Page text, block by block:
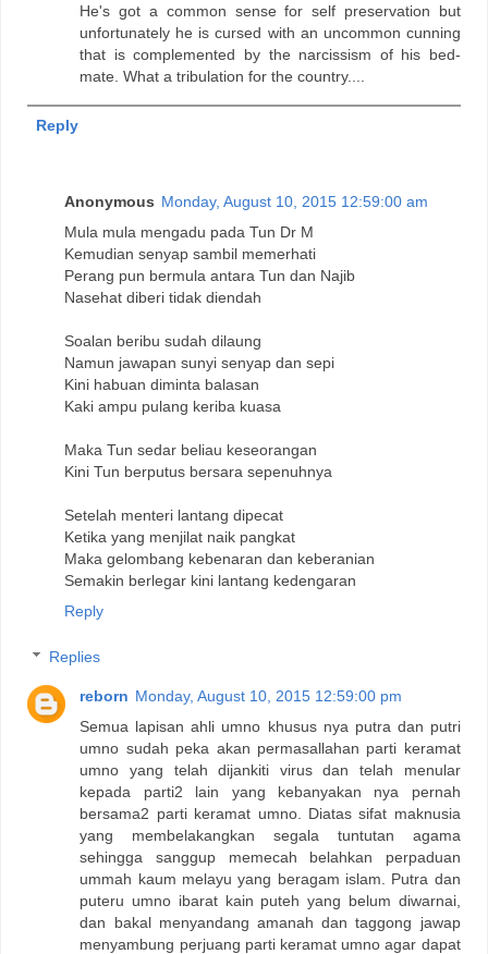
He's got a common sense for self preservation but
unfortunately he is cursed with an uncommon cunning
that is complemented by the narcissism of his bed-
mate. What a tribulation for the country....
Reply
Anonymous Monday, August 10, 2015 12:59:00 am
Mula mula mengadu pada Tun Dr M
Kemudian senyap sambil memerhati
Perang pun bermula antara Tun dan Najib
Nasehat diberi tidak diendah
Soalan beribu sudah dilaung
Namun jawapan sunyi senyap dan sepi
Kini habuan diminta balasan
Kaki ampu pulang keriba kuasa
Maka Tun sedar beliau keseorangan
Kini Tun berputus bersara sepenuhnya
Setelah menteri lantang dipecat
Ketika yang menjilat naik pangkat
Maka gelombang kebenaran dan keberanian
Semakin berlegar kini lantang kedengaran
Reply
Replies
reborn Monday, August 10, 2015 12:59:00 pm
Semua lapisan ahli umno khusus nya putra dan putri
umno sudah peka akan permasallahan parti keramat
umno yang telah dijankiti virus dan telah menular
kepada parti2 lain yang kebanyakan nya pernah
bersama2 parti keramat umno. Diatas sifat maknusia
yang membelakangkan segala tuntutan agama
sehingga sanggup memecah belahkan perpaduan
ummah kaum melayu yang beragam islam. Putra dan
puteru umno ibarat kain puteh yang belum diwarnai,
dan bakal menyandang amanah dan taggong jawap
menyambung perjuang parti keramat umno agar dapat